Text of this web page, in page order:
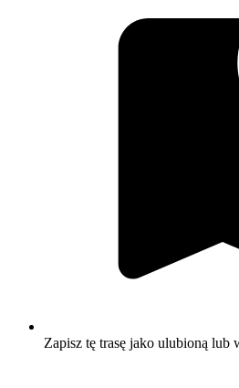
Zapisz tę trasę jako ulubioną lub